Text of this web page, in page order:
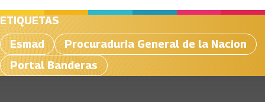
ETIQUETAS
Esmad
Procuraduria General de la Nacion
Portal Banderas